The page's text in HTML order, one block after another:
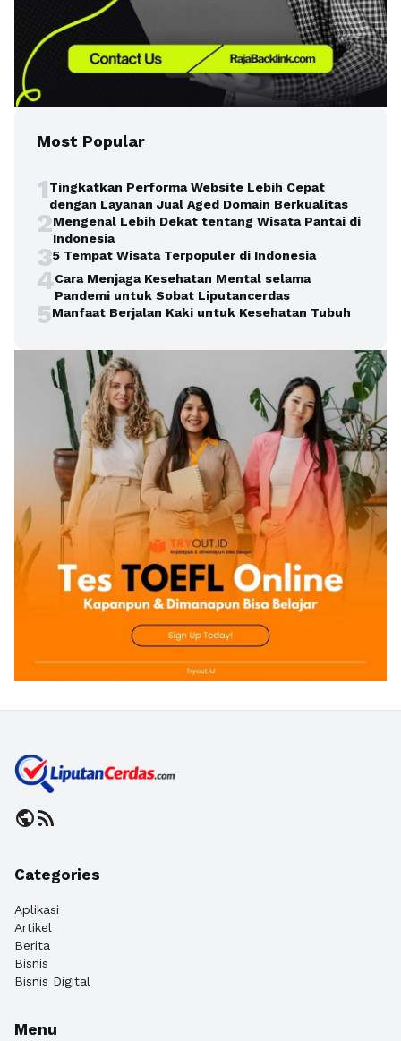
Most Popular
1Tingkatkan Performa Website Lebih Cepat
dengan Layanan Jual Aged Domain Berkualitas
2Mengenal Lebih Dekat tentang Wisata Pantai di
Indonesia
35 Tempat Wisata Terpopuler di Indonesia
4Cara Menjaga Kesehatan Mental selama
Pandemi untuk Sobat Liputancerdas
5Manfaat Berjalan Kaki untuk Kesehatan Tubuh
publicrss_feed
Categories
Aplikasi
Artikel
Berita
Bisnis
Bisnis Digital
Menu